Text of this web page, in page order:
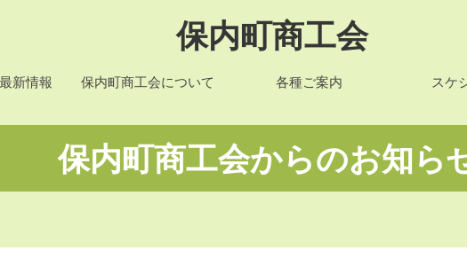
保内町商工会
新情報 保内町商工会について 各種ご案内 スケ
保内町商工会からのお知ら